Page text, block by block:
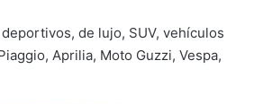
de lujo, SUV, vehículos
Aprilia, Moto Guzzi, Vespa,